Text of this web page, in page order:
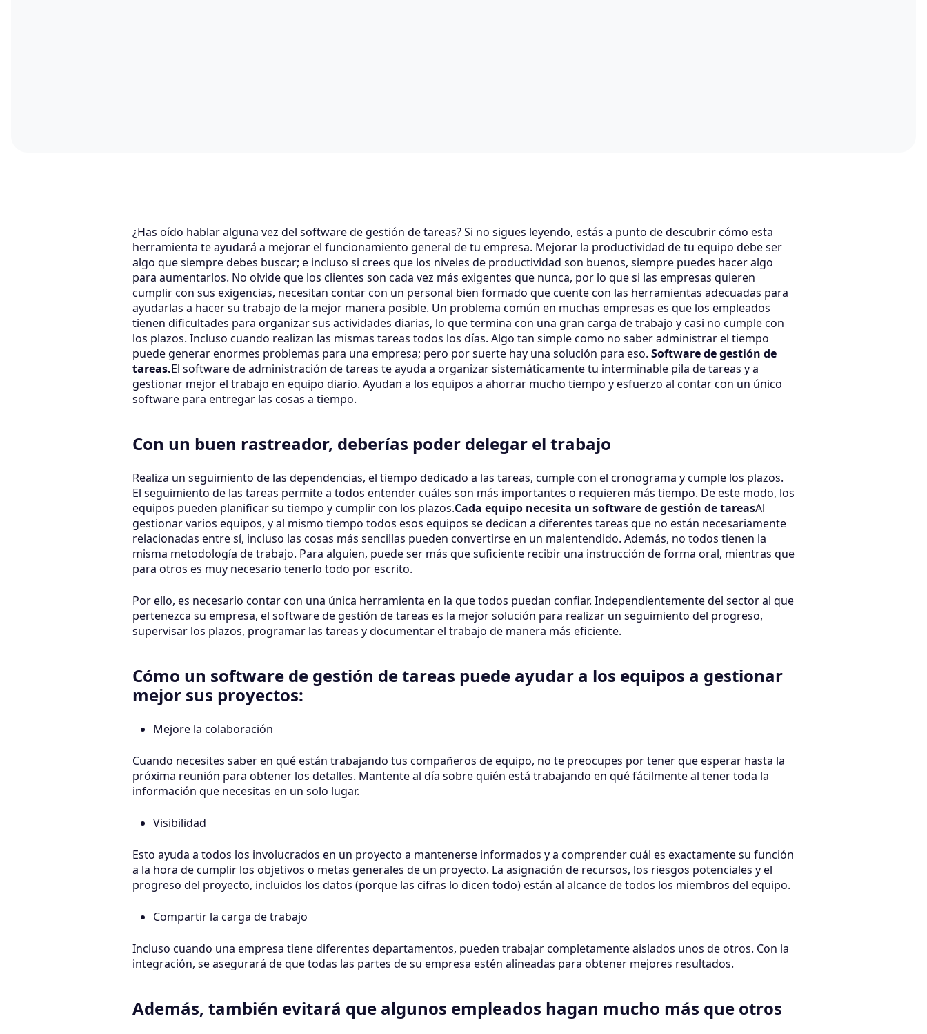
¿Has oído hablar alguna vez del software de gestión de tareas? Si no sigues leyendo, estás a punto de descubrir cómo esta
herramienta te ayudará a mejorar el funcionamiento general de tu empresa. Mejorar la productividad de tu equipo debe ser
algo que siempre debes buscar; e incluso si crees que los niveles de productividad son buenos, siempre puedes hacer algo
para aumentarlos. No olvide que los clientes son cada vez más exigentes que nunca, por lo que si las empresas quieren
cumplir con sus exigencias, necesitan contar con un personal bien formado que cuente con las herramientas adecuadas para
ayudarlas a hacer su trabajo de la mejor manera posible. Un problema común en muchas empresas es que los empleados
tienen dificultades para organizar sus actividades diarias, lo que termina con una gran carga de trabajo y casi no cumple con
los plazos. Incluso cuando realizan las mismas tareas todos los días. Algo tan simple como no saber administrar el tiempo
puede generar enormes problemas para una empresa; pero por suerte hay una solución para eso. Software de gestión de
tareas.El software de administración de tareas te ayuda a organizar sistemáticamente tu interminable pila de tareas y a
gestionar mejor el trabajo en equipo diario. Ayudan a los equipos a ahorrar mucho tiempo y esfuerzo al contar con un único
software para entregar las cosas a tiempo.
Con un buen rastreador, deberías poder delegar el trabajo
Realiza un seguimiento de las dependencias, el tiempo dedicado a las tareas, cumple con el cronograma y cumple los plazos.
El seguimiento de las tareas permite a todos entender cuáles son más importantes o requieren más tiempo. De este modo, los
equipos pueden planificar su tiempo y cumplir con los plazos.Cada equipo necesita un software de gestión de tareasAl
gestionar varios equipos, y al mismo tiempo todos esos equipos se dedican a diferentes tareas que no están necesariamente
relacionadas entre sí, incluso las cosas más sencillas pueden convertirse en un malentendido. Además, no todos tienen la
misma metodología de trabajo. Para alguien, puede ser más que suficiente recibir una instrucción de forma oral, mientras que
para otros es muy necesario tenerlo todo por escrito.
Por ello, es necesario contar con una única herramienta en la que todos puedan confiar. Independientemente del sector al que
pertenezca su empresa, el software de gestión de tareas es la mejor solución para realizar un seguimiento del progreso,
supervisar los plazos, programar las tareas y documentar el trabajo de manera más eficiente.
Cómo un software de gestión de tareas puede ayudar a los equipos a gestionar
mejor sus proyectos:
Mejore la colaboración
Cuando necesites saber en qué están trabajando tus compañeros de equipo, no te preocupes por tener que esperar hasta la
próxima reunión para obtener los detalles. Mantente al día sobre quién está trabajando en qué fácilmente al tener toda la
información que necesitas en un solo lugar.
Visibilidad
Esto ayuda a todos los involucrados en un proyecto a mantenerse informados y a comprender cuál es exactamente su función
a la hora de cumplir los objetivos o metas generales de un proyecto. La asignación de recursos, los riesgos potenciales y el
progreso del proyecto, incluidos los datos (porque las cifras lo dicen todo) están al alcance de todos los miembros del equipo.
Compartir la carga de trabajo
Incluso cuando una empresa tiene diferentes departamentos, pueden trabajar completamente aislados unos de otros. Con la
integración, se asegurará de que todas las partes de su empresa estén alineadas para obtener mejores resultados.
Además, también evitará que algunos empleados hagan mucho más que otros